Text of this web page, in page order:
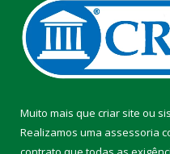
Muito mais que criar site ou
Realizamos uma assessoria